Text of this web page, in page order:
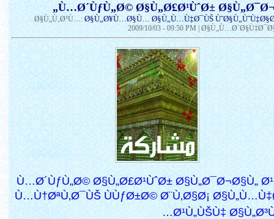
Ø§Ù„Ù‚Ø³Ù…:Ø§Ù„Ø¥Ù…Ø§Ù… Ø§Ù„Ù…Ù‡Ø¯ÙŠ
2009/10/03 - 09:50 PM |
Ù…Ø´ÙƒÙ„Ø© Ø§Ù„Ø£Ø¹ÙˆØ± Ø§Ù„Ø¯Ø¬Ø§Ù„
Ù…Ù†ØªÙ‚Ø¯ÙŠ ÙÙƒØ±Ø© Ø¨Ù‚Ø§Ø¡
Ø¹Ù„ÙŠÙ‡